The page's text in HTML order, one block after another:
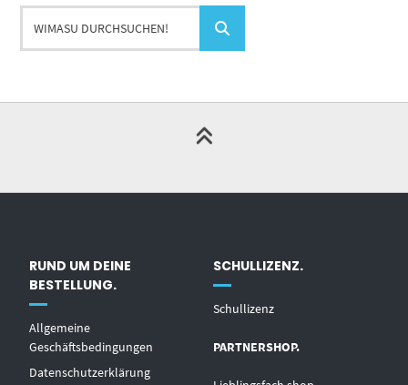
WIMASU
durchsuchen!
RUND UM DEINE
BESTELLUNG.
Allgemeine
Geschäftsbedingungen
Datenschutzerklärung
SCHULLIZENZ.
Schullizenz
PARTNERSHOP.